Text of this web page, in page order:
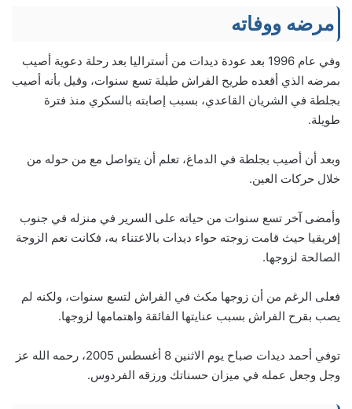
مرضه ووفاته
وفي عام 1996 بعد عودة ديدات من أستراليا بعد رحلة دعوية أصيب
بمرضه الذي أقعده طريح الفراش طيلة تسع سنوات، وقيل بأنه أصيب
بجلطة في الشريان القاعدي، بسبب إصابته بالسكري منذ فترة
طويلة.
وبعد أن أصيب بجلطة في الدماغ، تعلم أن يتواصل مع من حوله من
خلال حركات العين.
وأمضى آخر تسع سنوات من حياته على السرير في منزله في جنوب
إفريقيا حيث قامت زوجته حواء ديدات بالاعتناء به، فكانت نعم الزوجة
الصالحة لزوجها.
فعلى الرغم من أن زوجها مكث في الفراش لتسع سنوات، ولكنه لم
يصب بقرح الفراش بسبب عنايتها الفائقة واهتمامها لزوجها.
توفي أحمد ديدات صباح يوم الاثنين 8 أغسطس 2005، رحمه الله عز
وجل وجعل عمله في ميزان حسناتك ورزقه الفردوس.